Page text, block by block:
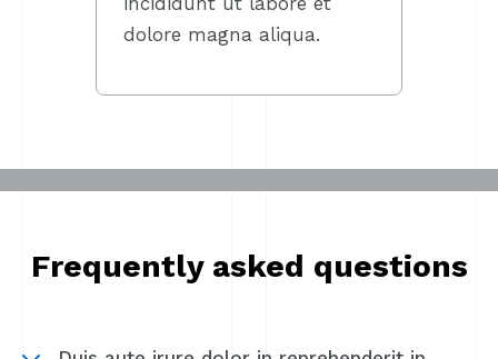
dolore magna aliqua.
Frequently asked questions